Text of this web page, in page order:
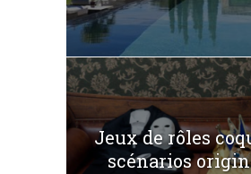
Jeux de rôles
scénarios